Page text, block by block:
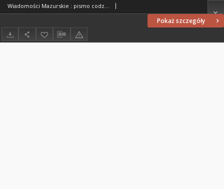
Pokaż szczegóły
Wiadomości Mazurskie : pismo codzienne. 1946 (R. 2), nr 49